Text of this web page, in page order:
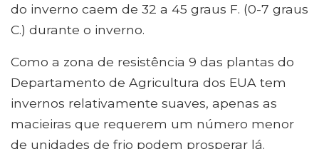
do inverno caem de 32 a 45 graus F. (0-7 graus
C.) durante o inverno.
Como a zona de resistência 9 das plantas do
Departamento de Agricultura dos EUA tem
invernos relativamente suaves, apenas as
macieiras que requerem um número menor
de unidades de frio podem prosperar lá.